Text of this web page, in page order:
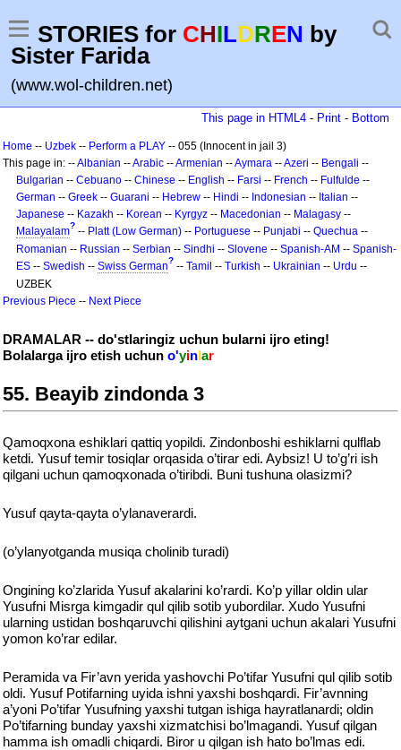
STORIES for CHILDREN by
Sister Farida
(www.wol-children.net)
This page in HTML4 - Print - Bottom
Home -- Uzbek -- Perform a PLAY -- 055 (Innocent in jail 3)
This page in: --Albanian --Arabic --Armenian --Aymara --Azeri -- Bengali --
Bulgarian -- Cebuano -- Chinese -- English -- Farsi -- French -- Fulfulde --
German -- Greek -- Guarani -- Hebrew -- Hindi -- Indonesian -- Italian --
Japanese -- Kazakh -- Korean -- Kyrgyz -- Macedonian -- Malagasy --
Malayalam? -- Platt (Low German) -- Portuguese -- Punjabi -- Quechua --
Romanian -- Russian -- Serbian -- Sindhi -- Slovene -- Spanish-AM -- Spanish-
ES -- Swedish -- Swiss German? -- Tamil -- Turkish -- Ukrainian -- Urdu --
UZBEK
Previous Piece -- Next Piece
DRAMALAR -- do'stlaringiz uchun bularni ijro eting!
Bolalarga ijro etish uchun o'yinlar
55. Beayib zindonda 3
Qamoqxona eshiklari qattiq yopildi. Zindonboshi eshiklarni qulflab
ketdi. Yusuf temir tosiqlar orqasida o’tirar edi. Aybsiz! U to’g’ri ish
qilgani uchun qamoqxonada o’tiribdi. Buni tushuna olasizmi?
Yusuf qayta-qayta o’ylanaverardi.
(o’ylanyotganda musiqa cholinib turadi)
Ongining ko’zlarida Yusuf akalarini ko’rardi. Ko’p yillar oldin ular
Yusufni Misrga kimgadir qul qilib sotib yubordilar. Xudo Yusufni
ularning ustidan boshqaruvchi qilishini aytgani uchun akalari Yusufni
yomon ko’rar edilar.
Peramida va Fir’avn yerida yashovchi Po’tifar Yusufni qul qilib sotib
oldi. Yusuf Potifarning uyida ishni yaxshi boshqardi. Fir’avnning
a’yoni Po’tifar Yusufning yaxshi tutgan ishiga hayratlanardi; oldin
Po’tifarning bunday yaxshi xizmatchisi bo’lmagandi. Yusuf qilgan
hamma ish omadli chiqardi. Biror u qilgan ish hato bo’lmas edi.